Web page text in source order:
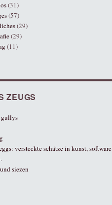
(31)
(57)
(29)
(29)
(11)
ZEUGS
gullys
versteckte schätze in kunst, software
siezen